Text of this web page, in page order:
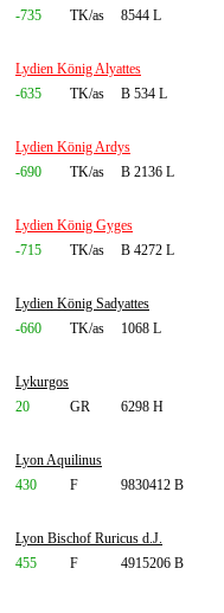
-735
TK/as 8544 L
Lydien König Alyattes
-635
TK/as B 534 L
Lydien König Ardys
-690
TK/as B 2136 L
Lydien König Gyges
-715
TK/as B 4272 L
Lydien König Sadyattes
-660
TK/as 1068 L
Lykurgos
20
GR 6298 H
Lyon Aquilinus
430
F 9830412 B
Lyon Bischof Ruricus d.J.
455
F 4915206 B